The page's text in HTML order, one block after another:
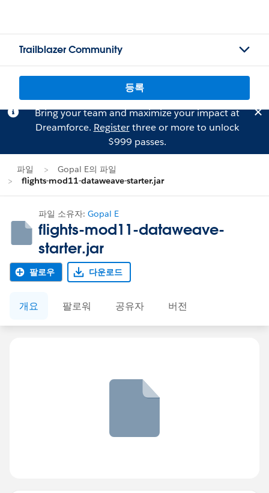
Trailblazer Community
등록
Bring your team and maximize your impact at
Dreamforce. Registerthree or more to unlock
$999 passes.
파일
Gopal E의 파일
flights-mod11-dataweave-starter.jar
파일 소유자: Gopal E
flights-mod11-dataweave-
starter.jar
팔로우 다운로드
개요 팔로워 공유자 버전